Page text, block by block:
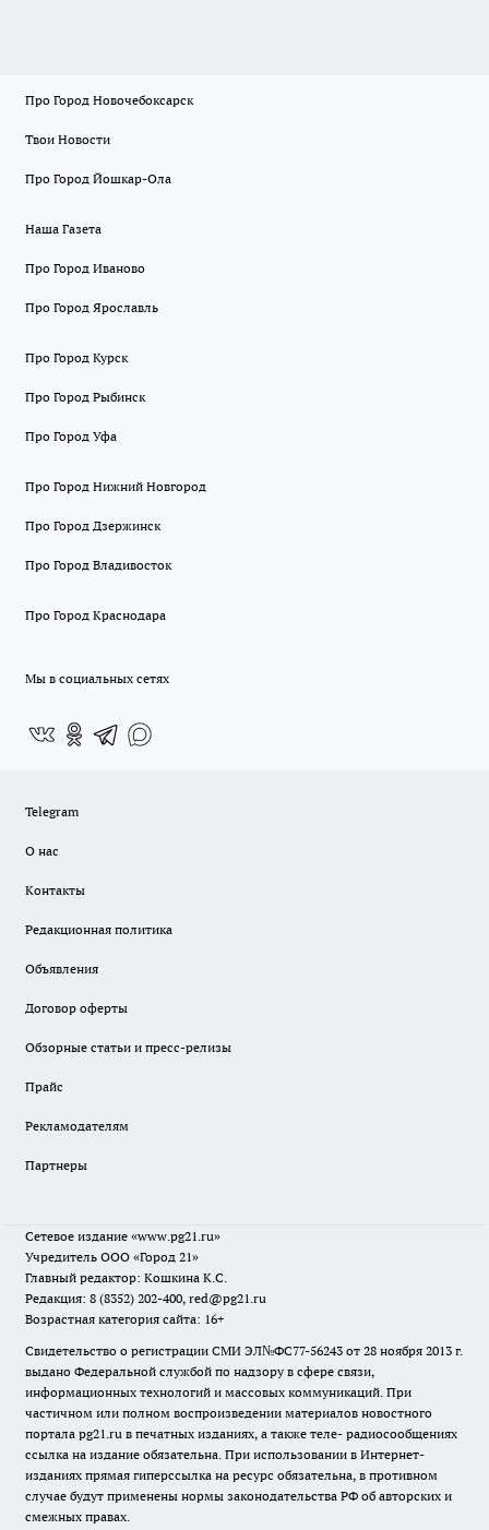
Про Город Новочебоксарск
Твои Новости
Про Город Йошкар-Ола
Наша Газета
Про Город Иваново
Про Город Ярославль
Про Город Курск
Про Город Рыбинск
Про Город Уфа
Про Город Нижний Новгород
Про Город Дзержинск
Про Город Владивосток
Про Город Краснодара
Мы в социальных сетях
Telegram
О нас
Контакты
Редакционная политика
Объявления
Договор оферты
Обзорные статьи и пресс-релизы
Прайс
Рекламодателям
Партнеры
Сетевое издание «www.pg21.ru»
Учредитель ООО «Город 21»
Главный редактор: Кошкина К.С.
Редакция: 8 (8352) 202-400, red@pg21.ru
Возрастная категория сайта: 16+
Свидетельство о регистрации СМИ ЭЛ№ФС77-56243 от 28 ноября 2013 г.
выдано Федеральной службой по надзору в сфере связи,
информационных технологий и массовых коммуникаций. При
частичном или полном воспроизведении материалов новостного
портала pg21.ru в печатных изданиях, а также теле- радиосообщениях
ссылка на издание обязательна. При использовании в Интернет-
изданиях прямая гиперссылка на ресурс обязательна, в противном
случае будут применены нормы законодательства РФ об авторских и
смежных правах.